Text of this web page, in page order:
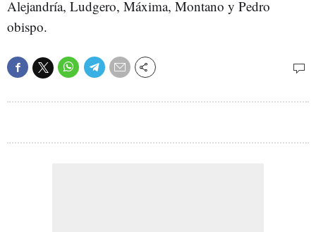
Alejandría, Ludgero, Máxima, Montano y Pedro
obispo.